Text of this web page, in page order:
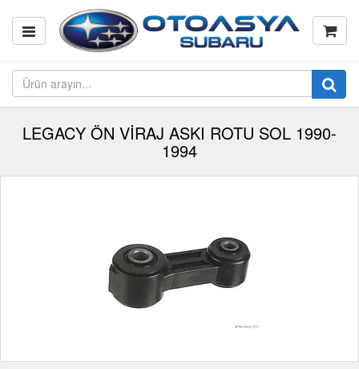
LEGACY ÖN VİRAJ ASKI ROTU SOL 1990-
1994